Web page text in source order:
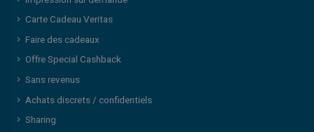
Carte Cadeau Veritas
Faire des cadeaux
Offre Special Cashback
Sans revenus
Achats discrets / confidentiels
Sharing